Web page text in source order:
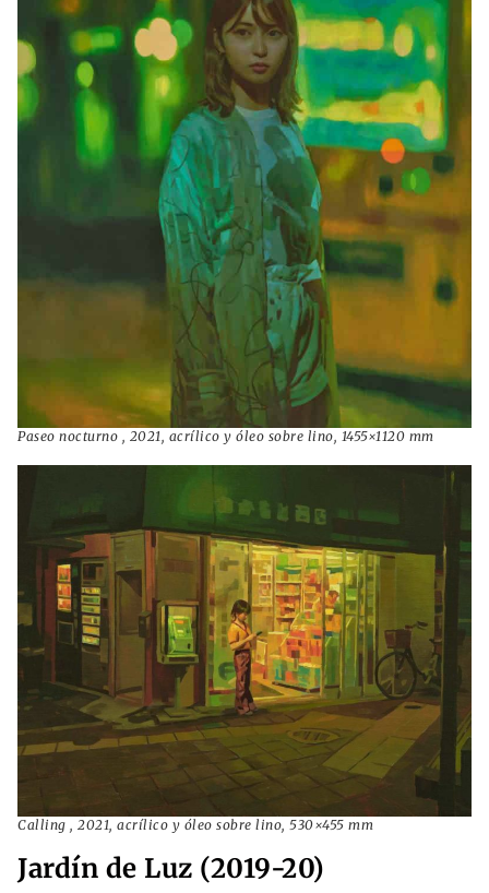
Paseo nocturno , 2021, acrílico y óleo sobre lino, 1455×1120 mm
Calling , 2021, acrílico y óleo sobre lino, 530×455 mm
Jardín de Luz (2019-20)